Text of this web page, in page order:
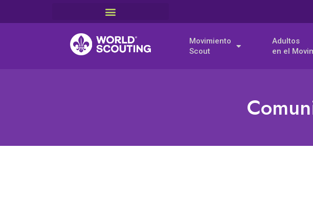
Movimiento
Scout
Adultos
en el